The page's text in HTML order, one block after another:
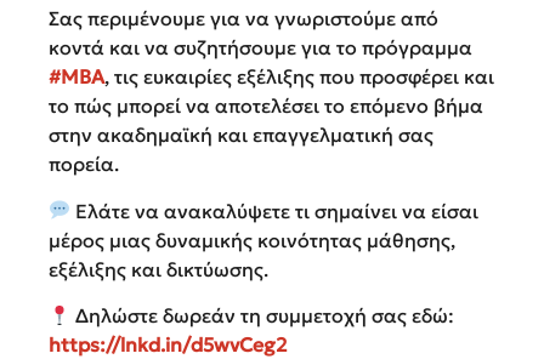
Σας περιμένουμε για να γνωριστούμε από
κοντά και να συζητήσουμε για το πρόγραμμα
#MBA, τις ευκαιρίες εξέλιξης που προσφέρει και
το πώς μπορεί να αποτελέσει το επόμενο βήμα
στην ακαδημαϊκή και επαγγελματική σας
πορεία.
Ελάτε να ανακαλύψετε τι σημαίνει να είσαι
μέρος μιας δυναμικής κοινότητας μάθησης,
εξέλιξης και δικτύωσης.
Δηλώστε δωρεάν τη συμμετοχή σας εδώ:
https://lnkd.in/d5wvCeg2